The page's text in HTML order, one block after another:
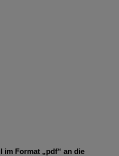
im Format „pdf“ an die